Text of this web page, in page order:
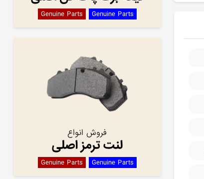
Genuine Parts Genuine Parts
فروش انواع
لنت ترمز اصلی
Genuine Parts Genuine Parts